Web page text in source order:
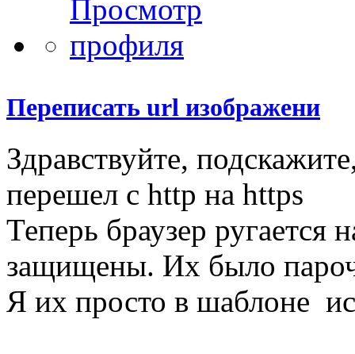
Переписать url изображени
Здравствуйте,
перешел с http на https
Теперь браузер ругается
защищены. Их было
Я их просто в шаблоне